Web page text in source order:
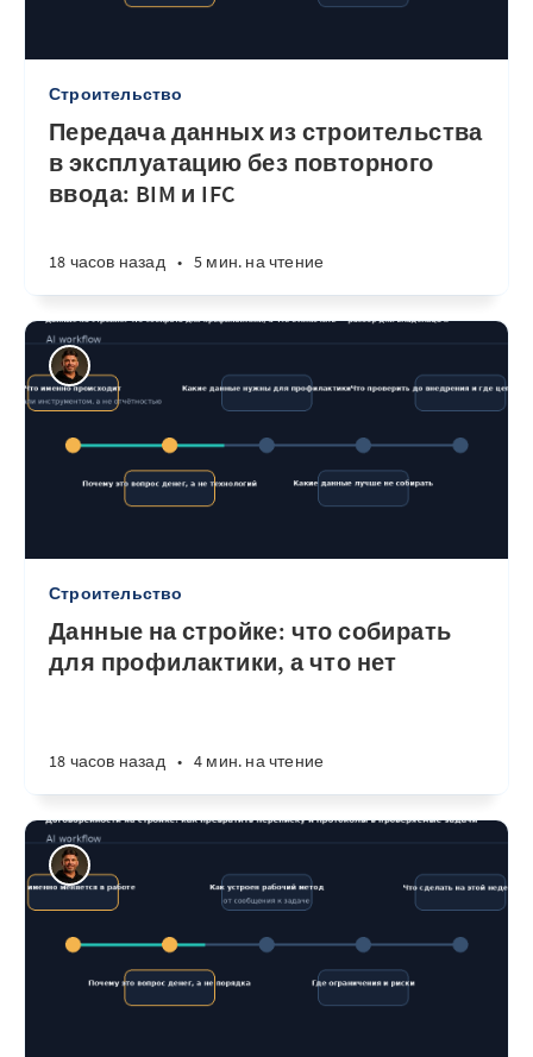
Строительство
Передача данных из строительства
в эксплуатацию без повторного
ввода: BIM и IFC
18 часов назад • 5 мин. на чтение
Строительство
Данные на стройке: что собирать
для профилактики, а что нет
18 часов назад • 4 мин. на чтение